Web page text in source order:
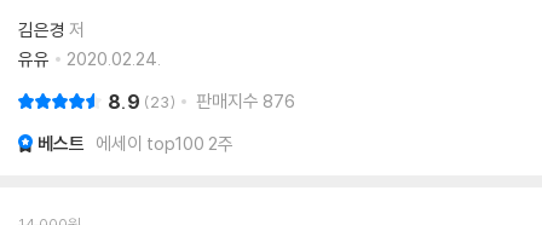
김은경 저
유유
2020.02.24.
8.9 23 판매지수 876
베스트 에세이 top100 2주